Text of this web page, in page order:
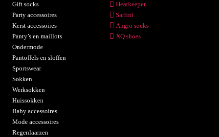
Gift socks
Party accessoires
Kerst accessoires
Panty’s en maillots
Ondermode
Pantoffels en sloffen
Sportswear
Sokken
Werksokken
Huissokken
Baby accessoires
Mode accessoires
Regenlaarzen
Heatkeeper
Sarlini
Angro socks
XQ shoes